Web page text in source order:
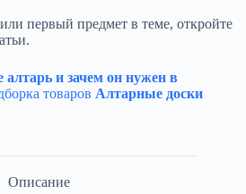
первый предмет в теме, откройте
алтарь и зачем он нужен в
товаров Алтарные доски
Описание